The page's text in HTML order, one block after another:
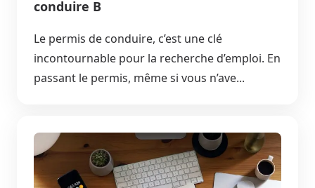
conduire B
Le permis de conduire, c’est une clé
incontournable pour la recherche d’emploi. En
passant le permis, même si vous n’ave...